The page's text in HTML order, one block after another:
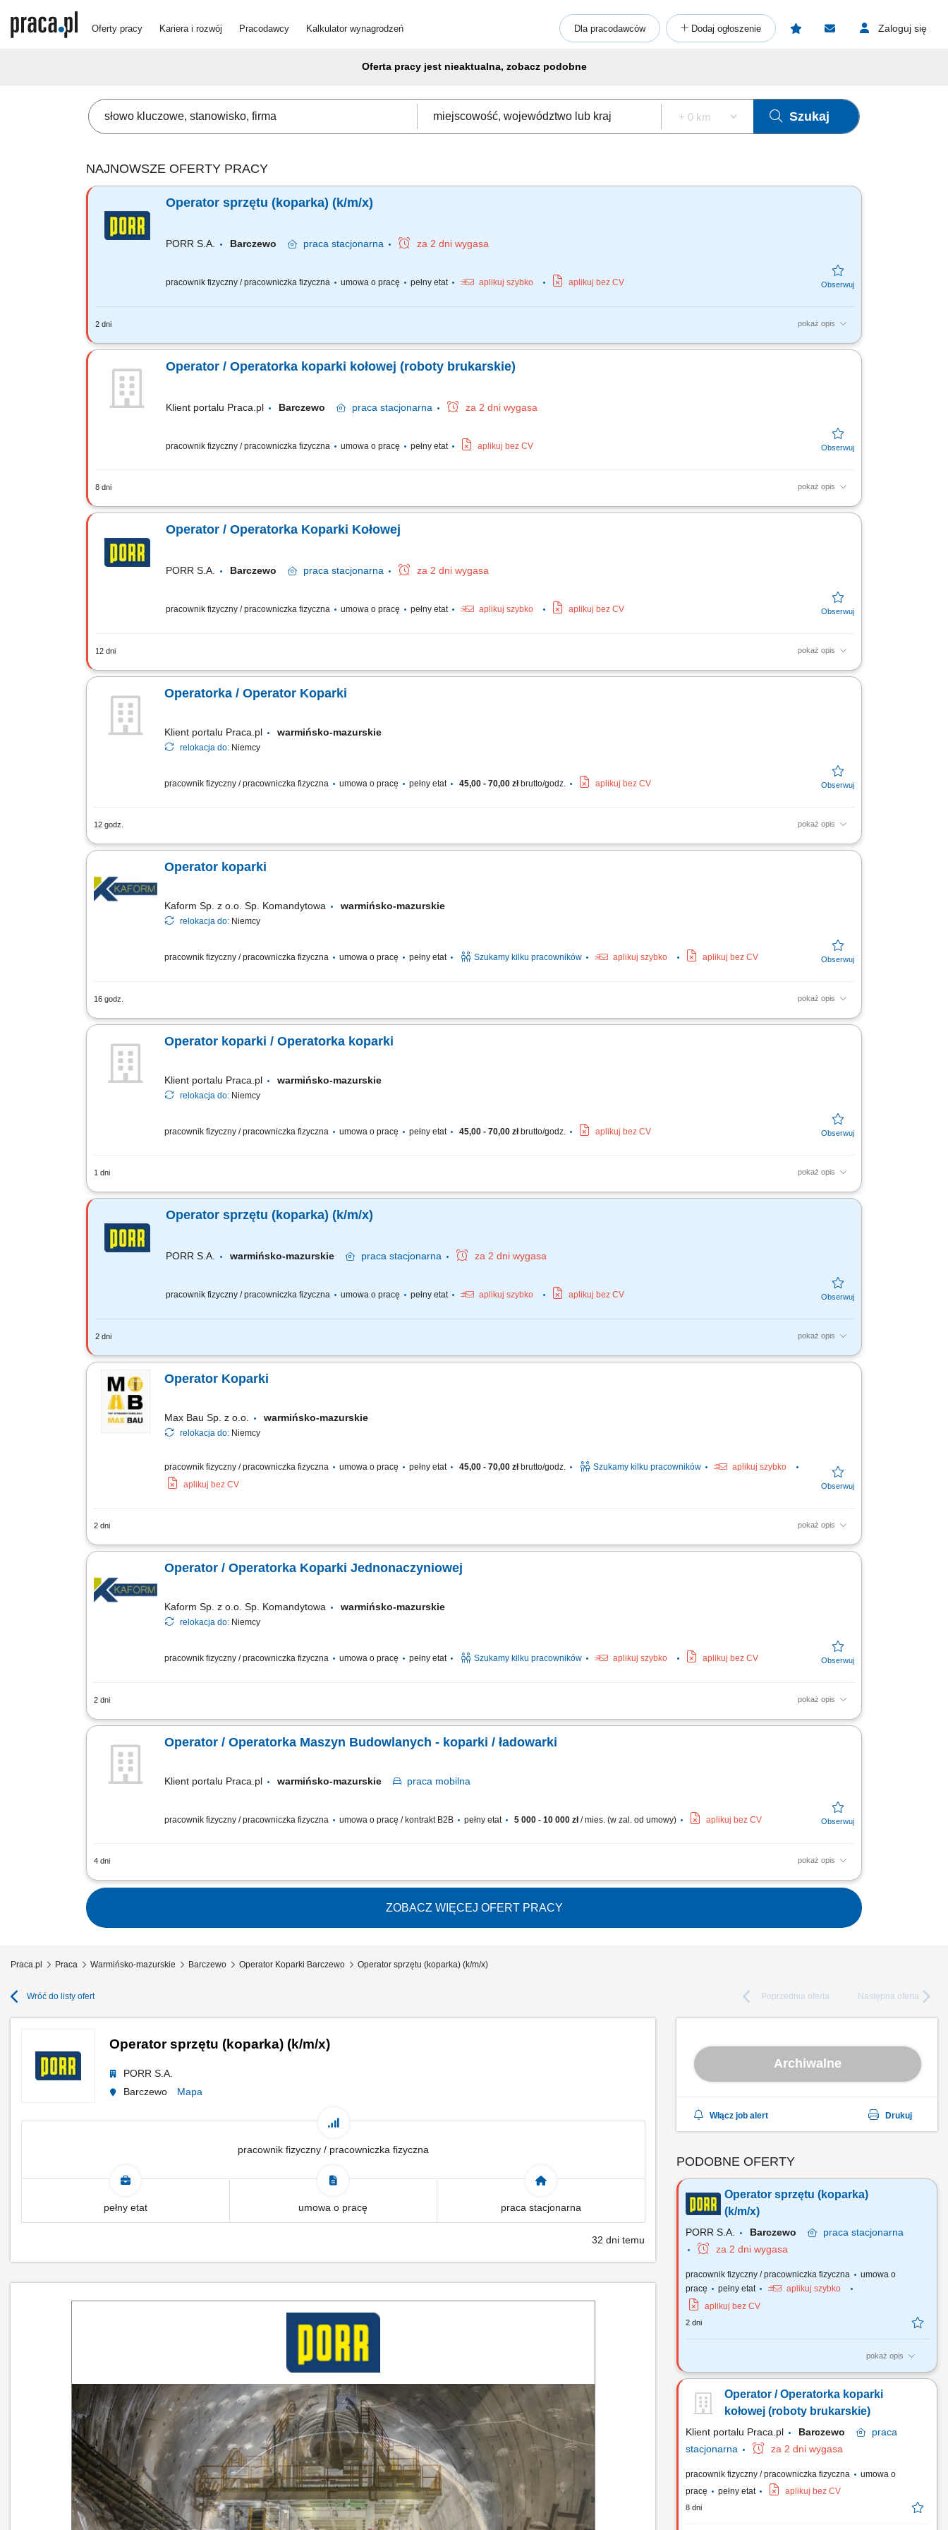
Oferty pracy Kariera i rozwój Pracodawcy Kalkulator wynagrodzeń Dla pracodawców Dodaj ogłoszenie Zaloguj się
Oferta pracy jest nieaktualna, zobacz podobne
Szukaj
NAJNOWSZE OFERTY PRACY
Operator sprzętu (koparka) (k/m/x)
PORR S.A. Barczewo praca stacjonarna za 2 dni wygasa
pracownik fizyczny / pracowniczka fizyczna umowa o pracę pełny etat aplikuj szybko aplikuj bez CV
2 dni pokaż opis
Zadania: Obsługa i eksploatacja sprzętu - koparki kołowej, Dbałość o właściwą organizację pracy własnej oraz efektywne wykorzystanie czasu pracy, Kontrola stanu
Operator / Operatorka koparki kołowej (roboty brukarskie)
Klient portalu Praca.pl Barczewo praca stacjonarna za 2 dni wygasa
pracownik fizyczny / pracowniczka fizyczna umowa o pracę pełny etat aplikuj bez CV
8 dni pokaż opis
Obsługa koparki kołowej przeznaczonej do prac brukarskich i ziemnych; Wykonywanie prac zgodnie z planem robót oraz wytycznymi na budowie; Dbanie o sprawność
Operator / Operatorka Koparki Kołowej
PORR S.A. Barczewo praca stacjonarna za 2 dni wygasa
pracownik fizyczny / pracowniczka fizyczna umowa o pracę pełny etat aplikuj szybko aplikuj bez CV
12 dni pokaż opis
Opis stanowiska Obsługa koparki kołowej podczas realizacji robót brukarskich, drogowych oraz ziemnych. Wykonywanie prac związanych z przygotowaniem terenu,
Operatorka / Operator Koparki
Klient portalu Praca.pl warmińsko-mazurskie
relokacja do: Niemcy
pracownik fizyczny / pracowniczka fizyczna umowa o pracę pełny etat 45,00 - 70,00 złbrutto/godz. aplikuj bez CV
12 godz. pokaż opis
Obsługa koparki podczas robót ziemnych i wykopów pod instalacje podziemne; Współpraca z zespołem budowlanym przy realizacji inwestycji; Kontrola stanu
Operator koparki
Kaform Sp. z o.o. Sp. Komandytowa warmińsko-mazurskie
relokacja do: Niemcy
pracownik fizyczny / pracowniczka fizyczna umowa o pracę pełny etat Szukamy kilku pracowników aplikuj szybko aplikuj bez CV
16 godz. pokaż opis
Opis stanowiska: Praca na koparce jednonaczyniowej; Po zakończeniu pracy na maszynie, praca z ekipami budowlanymi; Miejsce pracy: Niemcy;
Operator koparki / Operatorka koparki
Klient portalu Praca.pl warmińsko-mazurskie
relokacja do: Niemcy
pracownik fizyczny / pracowniczka fizyczna umowa o pracę pełny etat 45,00 - 70,00 złbrutto/godz. aplikuj bez CV
1 dni pokaż opis
Obsługa koparki przy pracach ziemnych; Wykonywanie wykopów pod sieci wodno-kanalizacyjne, kablowe i inne instalacje; Współpraca z brygadą budowlaną na
Operator sprzętu (koparka) (k/m/x)
PORR S.A. warmińsko-mazurskie praca stacjonarna za 2 dni wygasa
pracownik fizyczny / pracowniczka fizyczna umowa o pracę pełny etat aplikuj szybko aplikuj bez CV
2 dni pokaż opis
Zadania: Obsługa i eksploatacja sprzętu - koparki kołowej, Dbałość o właściwą organizację pracy własnej oraz efektywne wykorzystanie czasu pracy, Kontrola stanu
Operator Koparki
Max Bau Sp. z o.o. warmińsko-mazurskie
relokacja do: Niemcy
pracownik fizyczny / pracowniczka fizyczna umowa o pracę pełny etat 45,00 - 70,00 złbrutto/godz. Szukamy kilku pracowników
aplikuj szybko
aplikuj bez CV
2 dni pokaż opis
Zakres obowiązków Do głównych zadań należeć będzie: obsługa koparki podczas realizacji robót ziemnych, wykonywanie wykopów pod sieci wodno-kanalizacyjne,
Operator / Operatorka Koparki Jednonaczyniowej
Kaform Sp. z o.o. Sp. Komandytowa warmińsko-mazurskie
relokacja do: Niemcy
pracownik fizyczny / pracowniczka fizyczna umowa o pracę pełny etat Szukamy kilku pracowników aplikuj szybko aplikuj bez CV
2 dni pokaż opis
Opis stanowiska: Obsługa koparki jednonaczyniowej przy realizacji prac ziemnych. Wykonywanie robót zgodnie z dokumentacją i poleceniami przełożonego. Wsparcie
Operator / Operatorka Maszyn Budowlanych - koparki / ładowarki
Klient portalu Praca.pl warmińsko-mazurskie praca mobilna
pracownik fizyczny / pracowniczka fizyczna umowa o pracę / kontrakt B2B pełny etat 5 000 - 10 000 zł/ mies. (w zal. od umowy) aplikuj bez CV
4 dni pokaż opis
Sterowanie koparką kołową, ładowarką teleskopową lub koparko-ładowarką na terenie inwestycji. Realizacja robót ziemnych oraz transportowych w trakcie budowy
ZOBACZ WIĘCEJ OFERT PRACY
Praca.pl Praca Warmińsko-mazurskie Barczewo Operator Koparki Barczewo Operator sprzętu (koparka) (k/m/x)
Wróć do listy ofert Poprzednia oferta Następna oferta
Operator sprzętu (koparka) (k/m/x)
PORR S.A.
Barczewo
Mapa
pracownik fizyczny / pracowniczka fizyczna
pełny etat umowa o pracę praca stacjonarna
32 dni temu
Archiwalne
Włącz job alert Drukuj
PODOBNE OFERTY
Operator sprzętu (koparka)
(k/m/x)
PORR S.A. Barczewo praca stacjonarna
za 2 dni wygasa
pracownik fizyczny / pracowniczka fizyczna
umowa o
pracę
pełny etat
aplikuj szybko
aplikuj bez CV
2 dni
pokaż opis
Zadania: Obsługa i eksploatacja sprzętu - koparki kołowej,
wykorzystanie czasu pracy, Kontrola stanu technicznego
obsługiwanego sprzętu oraz zgłaszanie usterek, Współpraca z
Operator / Operatorka koparki
kołowej (roboty brukarskie)
Klient portalu Praca.pl Barczewo
praca
stacjonarna
za 2 dni wygasa
pracownik fizyczny / pracowniczka fizyczna
umowa o
pracę
pełny etat aplikuj bez CV
8 dni